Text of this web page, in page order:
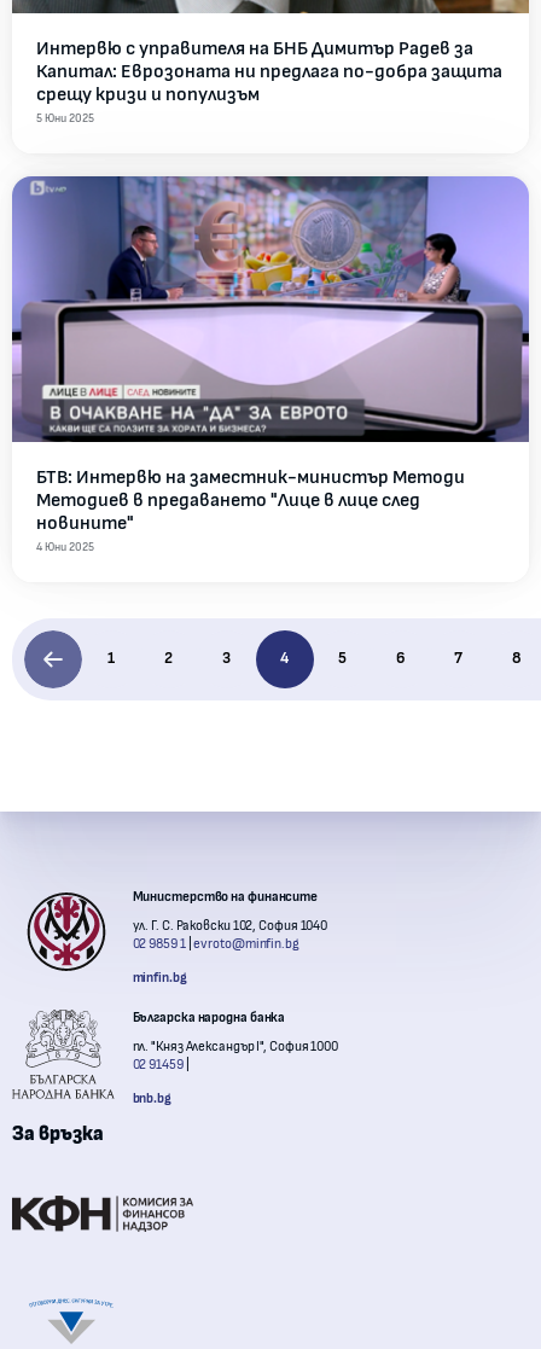
Интервю с управителя на БНБ Димитър Радев за
Капитал: Еврозоната ни предлага по-добра защита
срещу кризи и популизъм
5 Юни 2025
БТВ: Интервю на заместник-министър Методи
Методиев в предаването "Лице в лице след
новините"
4 Юни 2025
1 2 3 4 5 6 7 8
Контакти с институции
Министерство на финансите
ул. Г. С. Раковски 102, София 1040
02 9859 1
evroto@minfin.bg
minfin.bg
Българска народна банка
пл. "Княз Александър I", София 1000
02 91459
bnb.bg
За връзка